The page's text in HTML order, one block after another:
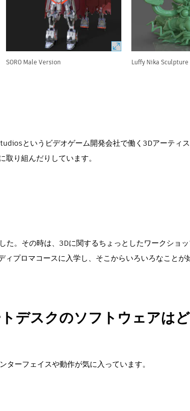
SORO Male Version Luffy Nika Sculpture
というビデオゲーム開発会社で働く3Dアーティ
り組んだりしています。
。その時は、3Dに関するちょっとしたワークショ
プロマコースに入学し、そこからいろいろなことが
デスクのソフトウェアは
ーフェイスや動作が気に入っています。